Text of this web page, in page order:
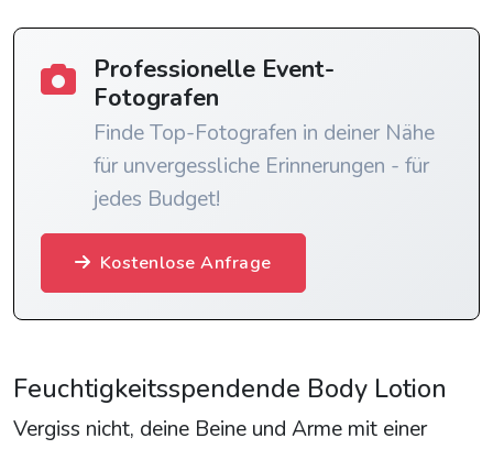
Professionelle Event-
Fotografen
Finde Top-Fotografen in deiner Nähe
für unvergessliche Erinnerungen - für
jedes Budget!
Kostenlose Anfrage
Feuchtigkeitsspendende Body Lotion
Vergiss nicht, deine Beine und Arme mit einer